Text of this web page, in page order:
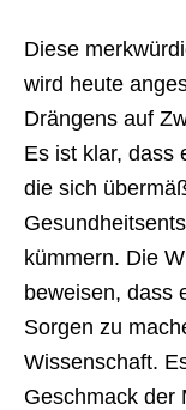
Diese
wird heute
Drängens auf
Es ist klar, dass
die sich
kümmern. Die
beweisen, dass
Sorgen zu
Wissenschaft.
Geschmack der